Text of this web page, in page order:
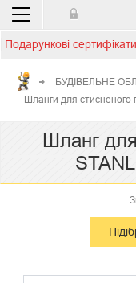
Подарункові сертифікати
БУДІВЕЛЬНЕ
Шланги для стисненого
Шланг для